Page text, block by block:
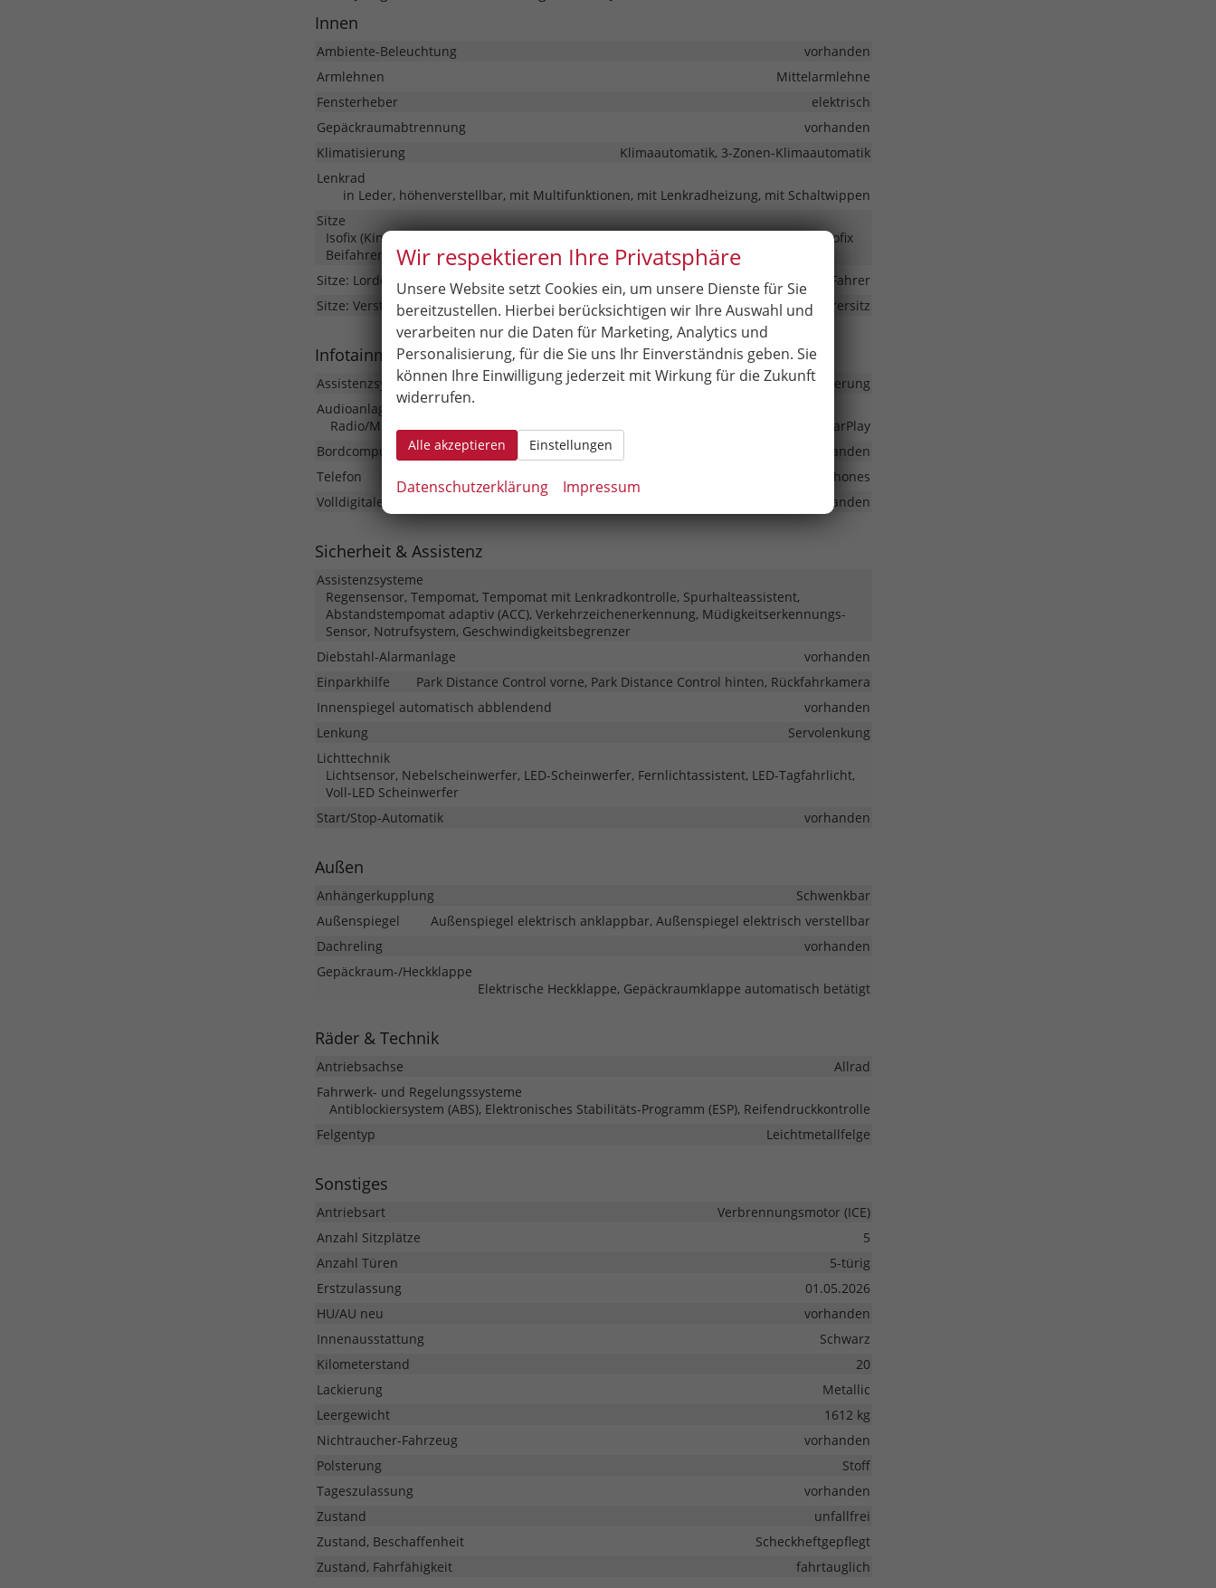
Innen
Ambiente-Beleuchtung
vorhanden
Armlehnen
Mittelarmlehne
Fensterheber
elektrisch
Gepäckraumabtrennung
vorhanden
Klimatisierung
Klimaautomatik, 3-Zonen-Klimaautomatik
Lenkrad
in Leder, höhenverstellbar, mit Multifunktionen, mit Lenkradheizung, mit Schaltwippen
Sitze
Isofix (Kindersitzbefestigung), Rücksitzbank hinten geteilt, Sitzheizung, Sportsitze, Isofix
Beifahrersitz
Sitze: Lordosenstütze
Fahrer
Sitze: Verstellbarkeit
Höhenverstellbarer Fahrersitz
Infotainment & Kommunikation
Assistenzsysteme
Sprachsteuerung
Audioanlage
Radio/MP3-Player, Radio, Schnittstelle USB, Digitalradio DAB, Android Auto, Apple CarPlay
Bordcomputer
vorhanden
Telefon
Freisprecheinrichtung, Bluetooth, Induktionsladen für Smartphones
Volldigitales Kombiinstrument (Virtual Cockpit)
vorhanden
Sicherheit & Assistenz
Assistenzsysteme
Regensensor, Tempomat, Tempomat mit Lenkradkontrolle, Spurhalteassistent,
Abstandstempomat adaptiv (ACC), Verkehrzeichenerkennung, Müdigkeitserkennungs-
Sensor, Notrufsystem, Geschwindigkeitsbegrenzer
Diebstahl-Alarmanlage
vorhanden
Einparkhilfe
Park Distance Control vorne, Park Distance Control hinten, Rückfahrkamera
Innenspiegel automatisch abblendend
vorhanden
Lenkung
Servolenkung
Lichttechnik
Lichtsensor, Nebelscheinwerfer, LED-Scheinwerfer, Fernlichtassistent, LED-Tagfahrlicht,
Voll-LED Scheinwerfer
Start/Stop-Automatik
vorhanden
Außen
Anhängerkupplung
Schwenkbar
Außenspiegel
Außenspiegel elektrisch anklappbar, Außenspiegel elektrisch verstellbar
Dachreling
vorhanden
Gepäckraum-/Heckklappe
Elektrische Heckklappe, Gepäckraumklappe automatisch betätigt
Räder & Technik
Antriebsachse
Allrad
Fahrwerk- und Regelungssysteme
Antiblockiersystem (ABS), Elektronisches Stabilitäts-Programm (ESP), Reifendruckkontrolle
Felgentyp
Leichtmetallfelge
Sonstiges
Antriebsart
Verbrennungsmotor (ICE)
Anzahl Sitzplätze
5
Anzahl Türen
5-türig
Erstzulassung
01.05.2026
HU/AU neu
vorhanden
Innenausstattung
Schwarz
Kilometerstand
20
Lackierung
Metallic
Leergewicht
1612 kg
Nichtraucher-Fahrzeug
vorhanden
Polsterung
Stoff
Tageszulassung
vorhanden
Zustand
unfallfrei
Zustand, Beschaffenheit
Scheckheftgepflegt
Zustand, Fahrfähigkeit
fahrtauglich
Wir respektieren Ihre Privatsphäre
Unsere Website setzt Cookies ein, um unsere Dienste für Sie
bereitzustellen. Hierbei berücksichtigen wir Ihre Auswahl und
verarbeiten nur die Daten für Marketing, Analytics und
Personalisierung, für die Sie uns Ihr Einverständnis geben. Sie
können Ihre Einwilligung jederzeit mit Wirkung für die Zukunft
widerrufen.
Alle akzeptieren Einstellungen
Datenschutzerklärung Impressum